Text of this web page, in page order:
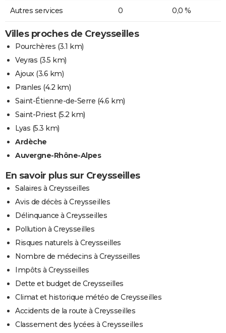
Autres services 0 0,0 %
Villes proches de Creysseilles
Pourchères (3.1 km)
Veyras (3.5 km)
Ajoux(3.6 km)
Pranles (4.2 km)
Saint-Étienne-de-Serre (4.6 km)
Saint-Priest(5.2 km)
Lyas (5.3 km)
Ardèche
Auvergne-Rhône-Alpes
En savoir plus sur Creysseilles
Salaires à Creysseilles
Avis de décès à Creysseilles
Délinquance à Creysseilles
Pollution à Creysseilles
Risques naturels à Creysseilles
Nombre de médecins à Creysseilles
Impôts à Creysseilles
Dette et budget de Creysseilles
Climat et historique météo de Creysseilles
Accidents de la route à Creysseilles
Classement des lycées à Creysseilles